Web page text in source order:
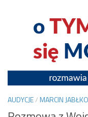
AUDYCJE/MARCIN